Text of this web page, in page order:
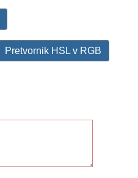
Pretvornik HSL v RGB